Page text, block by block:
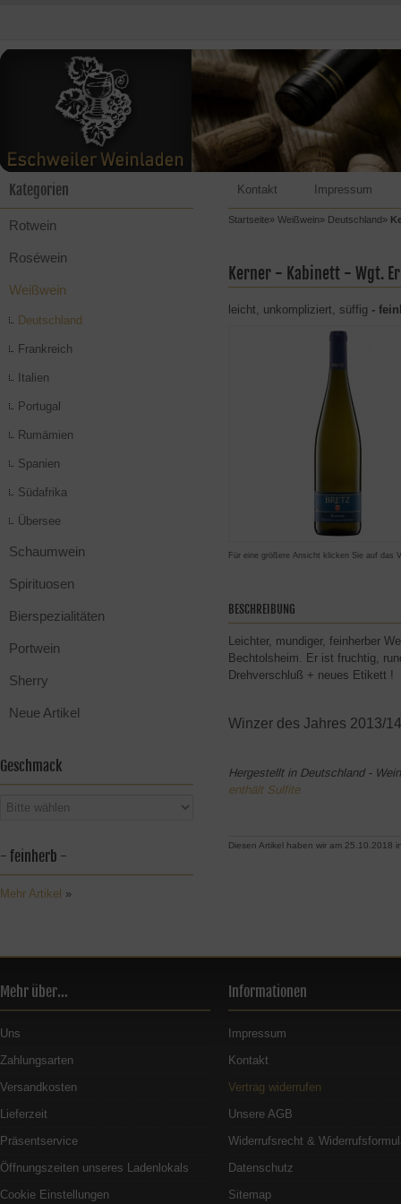
Kategorien
Rotwein
Roséwein
Weißwein
Deutschland
Frankreich
Italien
Portugal
Rumämien
Spanien
Südafrika
Übersee
Schaumwein
Spirituosen
Bierspezialitäten
Portwein
Sherry
Neue Artikel
Geschmack
- feinherb -
Mehr Artikel »
Kontakt Impressum
Startseite» Weißwein» Deutschland»
Kerner - Kabinett - Wgt.
leicht, unkompliziert, süffig -
Für eine größere Ansicht klicken Sie auf das
BESCHREIBUNG
Leichter, mundiger, feinherber
Bechtolsheim. Er ist fruchtig,
Drehverschluß + neues Etikett !
Winzer des Jahres 2013/
Hergestellt in Deutschland -
enthält Sulfite
Diesen Artikel haben wir am 25.10.2018
Mehr über...
Uns
Zahlungsarten
Versandkosten
Lieferzeit
Präsentservice
Öffnungszeiten unseres Ladenlokals
Cookie Einstellungen
Informationen
Impressum
Kontakt
Vertrag widerrufen
Unsere AGB
Widerrufsrecht &
Datenschutz
Sitemap